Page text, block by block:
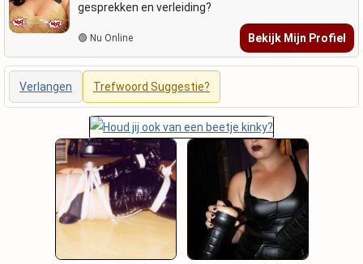
gesprekken en verleiding?
🟢 Nu Online Bekijk Mijn Profiel
Verlangen Trefwoord Suggestie?